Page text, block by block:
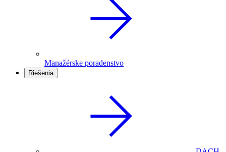
Manažérske poradenstvo
Riešenia